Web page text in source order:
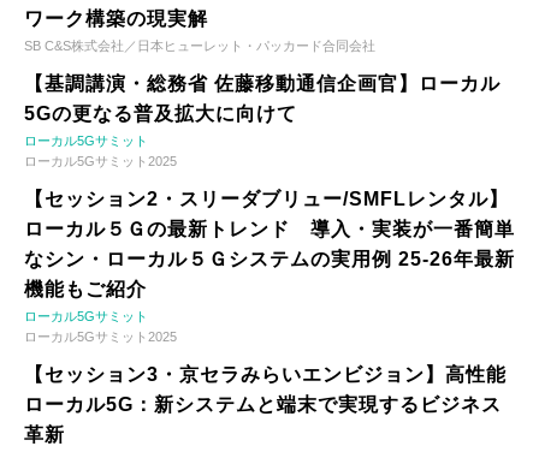
ワーク構築の現実解
SB C&S株式会社／日本ヒューレット・パッカード合同会社
【基調講演・総務省 佐藤移動通信企画官】ローカル
5Gの更なる普及拡大に向けて
ローカル5Gサミット
ローカル5Gサミット2025
【セッション2・スリーダブリュー/SMFLレンタル】
ローカル５Ｇの最新トレンド 導入・実装が一番簡単
なシン・ローカル５Ｇシステムの実用例 25-26年最新
機能もご紹介
ローカル5Gサミット
ローカル5Gサミット2025
【セッション3・京セラみらいエンビジョン】高性能
ローカル5G：新システムと端末で実現するビジネス
革新